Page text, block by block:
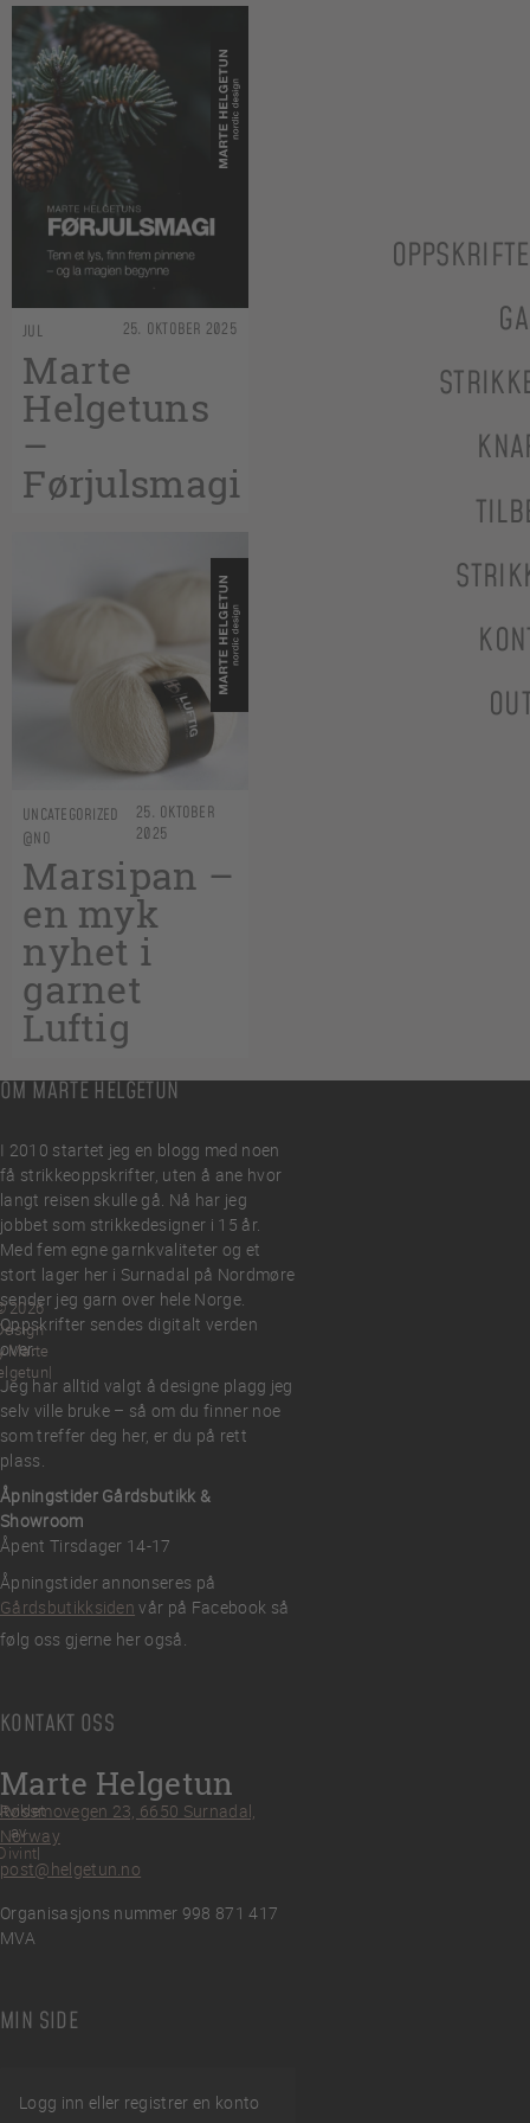
JUL 25. OKTOBER 2025
Marte
Helgetuns
–
Førjulsmagi
UNCATEGORIZED
@NO
25. OKTOBER
2025
Marsipan –
en myk
nyhet i
garnet
Luftig
OM MARTE HELGETUN
I 2010 startet jeg en blogg med noen
få strikkeoppskrifter, uten å ane hvor
langt reisen skulle gå. Nå har jeg
jobbet som strikkedesigner i 15 år.
Med fem egne garnkvaliteter og et
stort lager her i Surnadal på Nordmøre
sender jeg garn over hele Norge.
Oppskrifter sendes digitalt verden
over.
Jeg har alltid valgt å designe plagg jeg
selv ville bruke – så om du finner noe
som treffer deg her, er du på rett
plass.
Åpningstider Gårdsbutikk &
Showroom
Åpent Tirsdager 14-17
Åpningstider annonseres på
Gårdsbutikksiden vår på Facebook så
følg oss gjerne her også.
KONTAKT OSS
Marte Helgetun
Røssmovegen 23, 6650 Surnadal,
Norway
post@helgetun.no
Organisasjons nummer 998 871 417
MVA
MIN SIDE
Logg inn eller registrer en konto
2026
Marte
av